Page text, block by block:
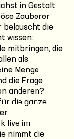
in Gestalt
Zauberer
belauscht die
wissen:
mitbringen, die
als
Menge
die Frage
anderen?
die ganze
live im
nimmt die